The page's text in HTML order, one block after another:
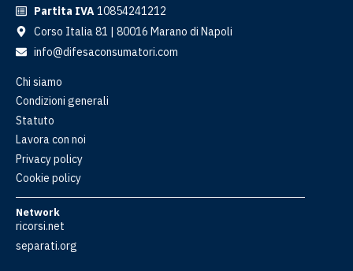
Partita IVA10854241212
Corso Italia 81 | 80016 Marano di Napoli
info@difesaconsumatori.com
Chi siamo
Condizioni generali
Statuto
Lavora con noi
Privacy policy
Cookie policy
Network
ricorsi.net
separati.org